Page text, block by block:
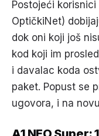
Postojeći
OptičkiNet)
dok oni koji još
kod koji im
i davalac koda
paket. Popust se
ugovora, i na